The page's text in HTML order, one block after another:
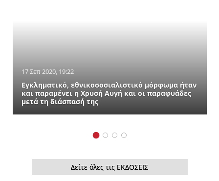
17 Σεπ 2020, 19:22
Εγκληματικό, εθνικοσοσιαλιστικό μόρφωμα ήταν
και παραμένει η Χρυσή Αυγή και οι παραφυάδες
μετά τη διάσπασή της
Δείτε όλες τις ΕΚΔΟΣΕΙΣ